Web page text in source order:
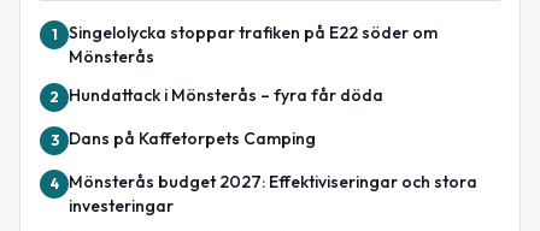
1
Singelolycka stoppar trafiken på E22 söder om
Mönsterås
2 Hundattack i Mönsterås – fyra får döda
3 Dans på Kaffetorpets Camping
4
Mönsterås budget 2027: Effektiviseringar och stora
investeringar